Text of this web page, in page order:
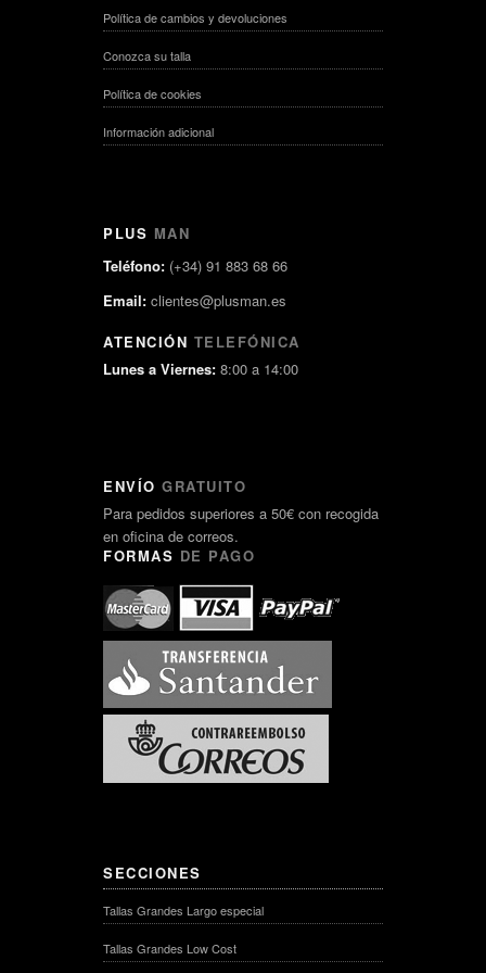
Política de cambios y devoluciones
Conozca su talla
Política de cookies
Información adicional
PLUS MAN
Teléfono: (+34) 91 883 68 66
Email: clientes@plusman.es
ATENCIÓN TELEFÓNICA
Lunes a Viernes: 8:00 a 14:00
ENVÍO GRATUITO
Para pedidos superiores a 50€ con recogida
en oficina de correos.
FORMAS DE PAGO
SECCIONES
Tallas Grandes Largo especial
Tallas Grandes Low Cost